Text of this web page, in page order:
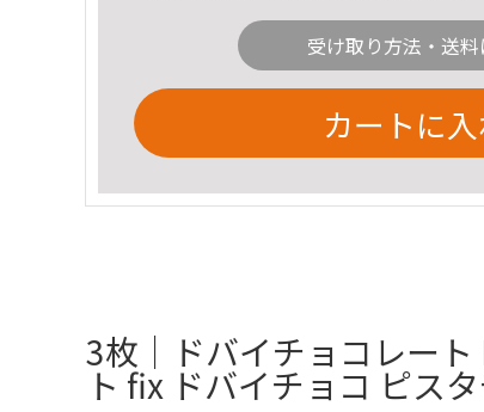
受け取り方法・送
カートに
3枚│ドバイチョコレート
ト fix ドバイチョコ ピス